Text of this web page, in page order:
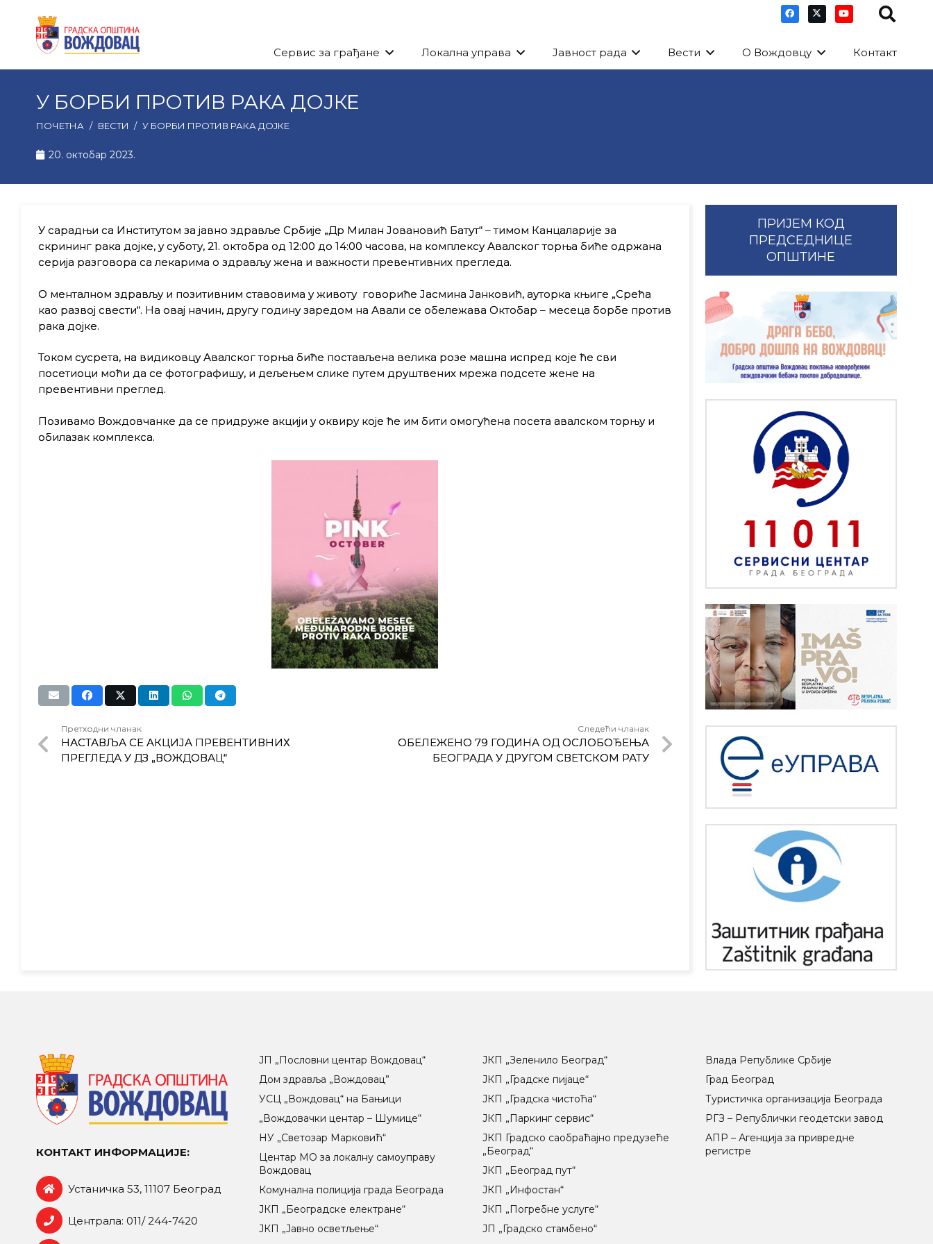
Сервис за грађане Локална управа Јавност рада Вести О Вождовцу Контакт
У БОРБИ ПРОТИВ РАКА ДОЈКЕ
ПОЧЕТНА / ВЕСТИ / У БОРБИ ПРОТИВ РАКА ДОЈКЕ
20. октобар 2023.
У сарадњи са Институтом за јавно здравље Србије „Др Милан Јовановић Батут“ – тимом Канцаларије за
скрининг рака дојке, у суботу, 21. октобра од 12:00 до 14:00 часова, на комплексу Авалског торња биће одржана
серија разговора са лекарима о здрављу жена и важности превентивних прегледа.
О менталном здрављу и позитивним ставовима у животу говориће Јасмина Јанковић, ауторка књиге „Срећа
као развој свести“. На овај начин, другу годину заредом на Авали се обележава Октобар – месеца борбе против
рака дојке.
Током сусрета, на видиковцу Авалског торња биће постављена велика розе машна испред које ће сви
посетиоци моћи да се фотографишу, и дељењем слике путем друштвених мрежа подсете жене на
превентивни преглед.
Позивамо Вождовчанке да се придруже акцији у оквиру које ће им бити омогућена посета авалском торњу и
обилазак комплекса.
Претходни чланак
НАСТАВЉА СЕ АКЦИЈА ПРЕВЕНТИВНИХ
ПРЕГЛЕДА У ДЗ „ВОЖДОВАЦ“
Следећи чланак
ОБЕЛЕЖЕНО 79 ГОДИНА ОД ОСЛОБОЂЕЊА
БЕОГРАДА У ДРУГОМ СВЕТСКОМ РАТУ
ПРИЈЕМ КОД
ПРЕДСЕДНИЦЕ
ОПШТИНЕ
КОНТАКТ ИНФОРМАЦИЈЕ:
Устаничка 53, 11107 Београд
Централа: 011/ 244-7420
ЈП „Пословни центар Вождовац“
Дом здравља „Вождовац”
УСЦ „Вождовац“ на Бањици
„Вождовачки центар – Шумице“
НУ „Светозар Марковић“
Центар МO за локалну самоуправу
Вождовац
Комунална полиција града Београда
ЈКП „Београдске електране“
ЈКП „Јавно осветљење“
ЈКП „Зеленило Београд“
ЈКП „Градске пијаце“
ЈКП „Градска чистоћа“
ЈКП „Паркинг сервис“
ЈКП Градско саобраћајно предузеће
„Београд“
ЈКП „Београд пут“
ЈКП „Инфостан“
ЈКП „Погребне услуге“
ЈП „Градско стамбено“
Влада Републике Србије
Град Београд
Туристичка организација Београда
РГЗ – Републички геодетски завод
АПР – Агенција за привредне
регистре